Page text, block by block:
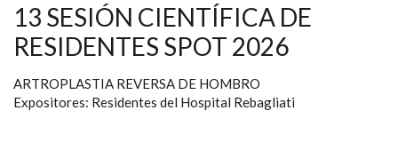
13 SESIÓN CIENTÍFICA DE
RESIDENTES SPOT 2026
ARTROPLASTIA REVERSA DE HOMBRO
Expositores: Residentes del Hospital Rebagliati